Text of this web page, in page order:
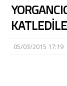
05/03/2015 17:19